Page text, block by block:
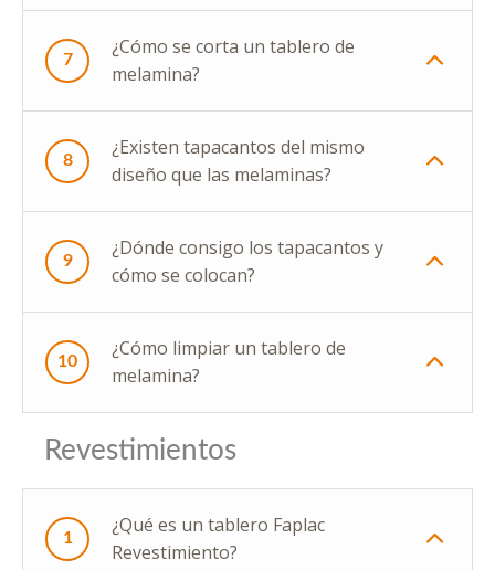
7
¿Cómo se corta un tablero de
melamina?
8
¿Existen tapacantos del mismo
diseño que las melaminas?
9
¿Dónde consigo los tapacantos y
cómo se colocan?
10
¿Cómo limpiar un tablero de
melamina?
Revestimientos
1
¿Qué es un tablero Faplac
Revestimiento?